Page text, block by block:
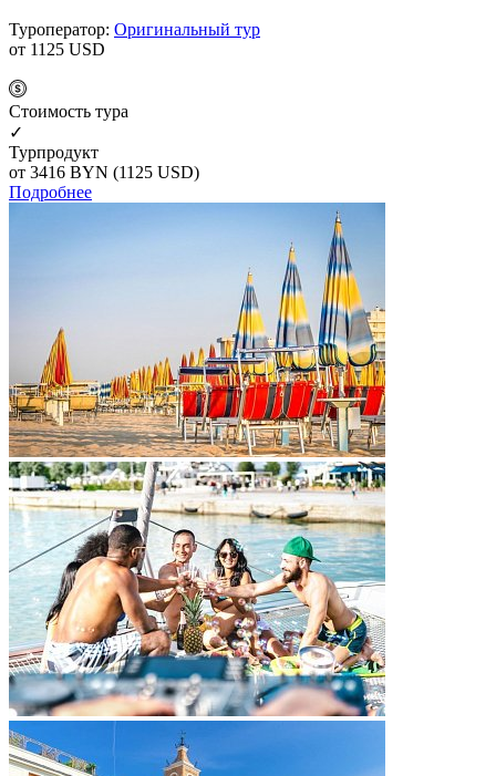
Туроператор: Оригинальный тур
от 1125 USD
Cтоимость тура
✓
Турпродукт
от 3416 BYN (1125 USD)
Подробнее